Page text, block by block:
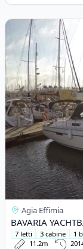
View details for
Agia Effimia
BAVARIA
7 letti 3 cabine
1
11.2m